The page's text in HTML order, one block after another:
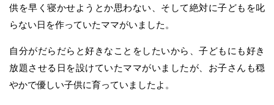
供を早く寝かせようとか思わない、そして絶対に子どもを叱
らない日を作っていたママがいました。
自分がだらだらと好きなことをしたいから、子どもにも好き
放題させる日を設けていたママがいましたが、お子さんも穏
やかで優しい子供に育っていましたよ。